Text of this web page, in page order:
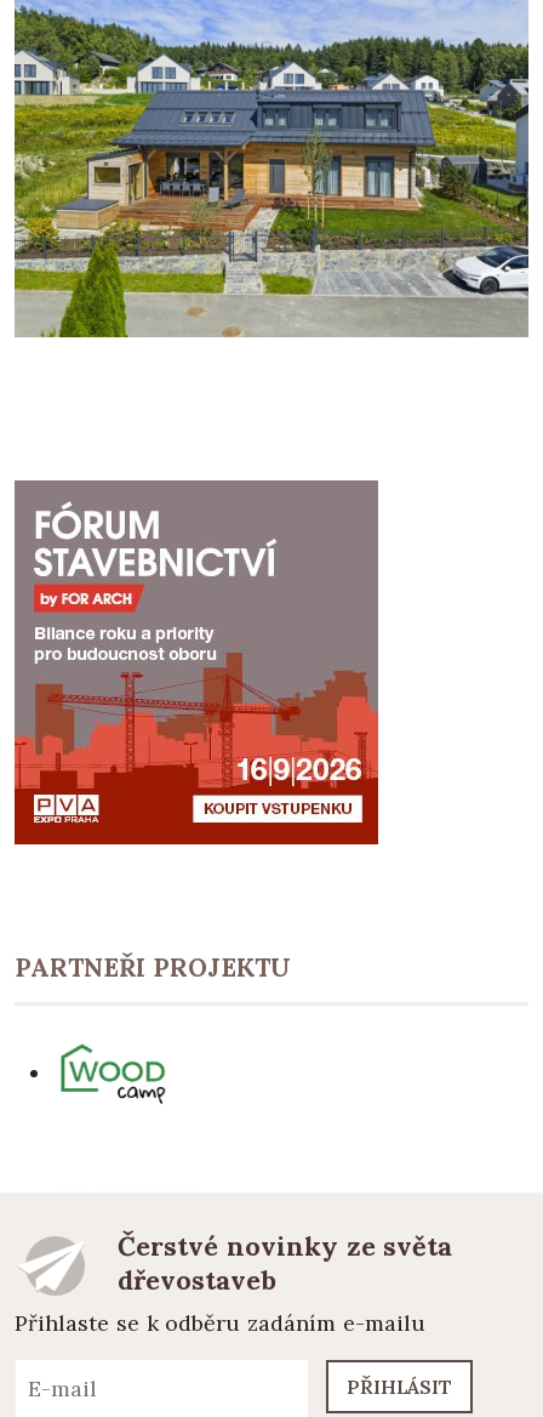
PARTNEŘI PROJEKTU
Čerstvé novinky ze světa
dřevostaveb
Přihlaste se k odběru zadáním e-mailu
PŘIHLÁSIT